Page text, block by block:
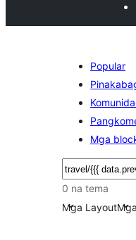
Popular
Mga
Maghanap
0 na tema
Mga Layout